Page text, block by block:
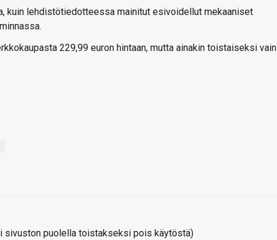
kuin lehdistötiedotteessa mainitut esivoidellut mekaaniset
229,99 euron hintaan, mutta ainakin toistaiseksi vain
sivuston puolella toistakseksi pois käytöstä)